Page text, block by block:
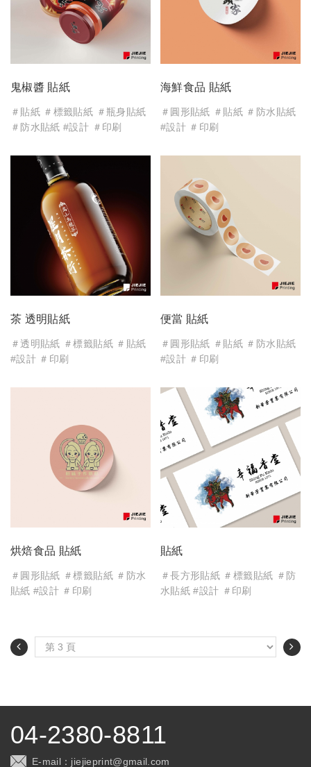
鬼椒醬 貼紙
＃貼紙 ＃標籤貼紙 ＃瓶身貼紙
＃防水貼紙 #設計 ＃印刷
海鮮食品 貼紙
＃圓形貼紙 ＃貼紙 ＃防水貼紙
#設計 ＃印刷
茶 透明貼紙
＃透明貼紙 ＃標籤貼紙 ＃貼紙
#設計 ＃印刷
便當 貼紙
＃圓形貼紙 ＃貼紙 ＃防水貼紙
#設計 ＃印刷
烘焙食品 貼紙
＃圓形貼紙 ＃標籤貼紙 ＃防水
貼紙 #設計 ＃印刷
貼紙
＃長方形貼紙 ＃標籤貼紙 ＃防
水貼紙 #設計 ＃印刷
04-2380-8811
E-mail： jiejieprint@gmail.com